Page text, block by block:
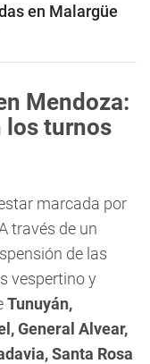
en Malargüe
Mendoza:
los turnos
marcada por
través de un
de las
vespertino y
Tunuyán,
General Alvear,
Santa Rosa